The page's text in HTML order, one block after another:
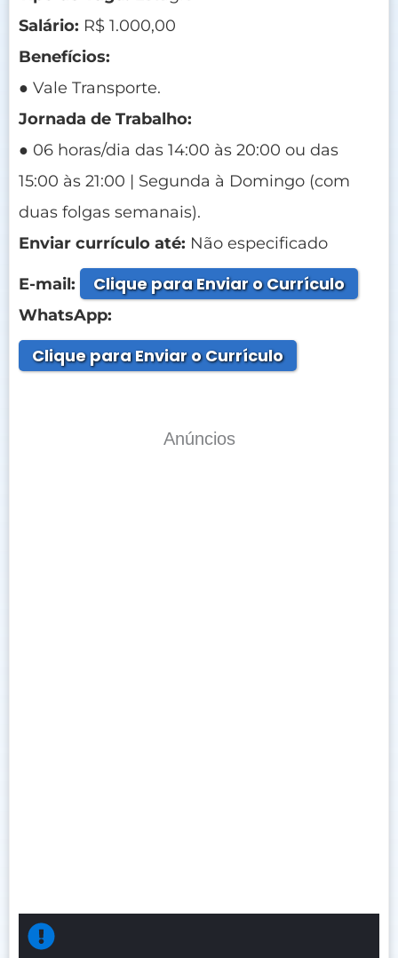
Salário: R$ 1.000,00
Benefícios:
● Vale Transporte.
Jornada de Trabalho:
● 06 horas/dia das 14:00 às 20:00 ou das
15:00 às 21:00 | Segunda à Domingo (com
duas folgas semanais).
Enviar currículo até: Não especificado
E-mail: Clique para Enviar o Currículo
WhatsApp:
Clique para Enviar o Currículo
Anúncios